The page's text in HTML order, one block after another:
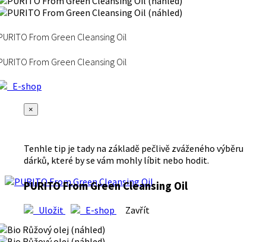
From Green Cleansing Oil
From Green Cleansing Oil
E-shop
×
Tenhle tip je tady na základě pečlivě zváženého výběru
dárků, které by se vám mohly líbit nebo hodit.
PURITO From Green Cleansing Oil
Uložit E-shop Zavřít